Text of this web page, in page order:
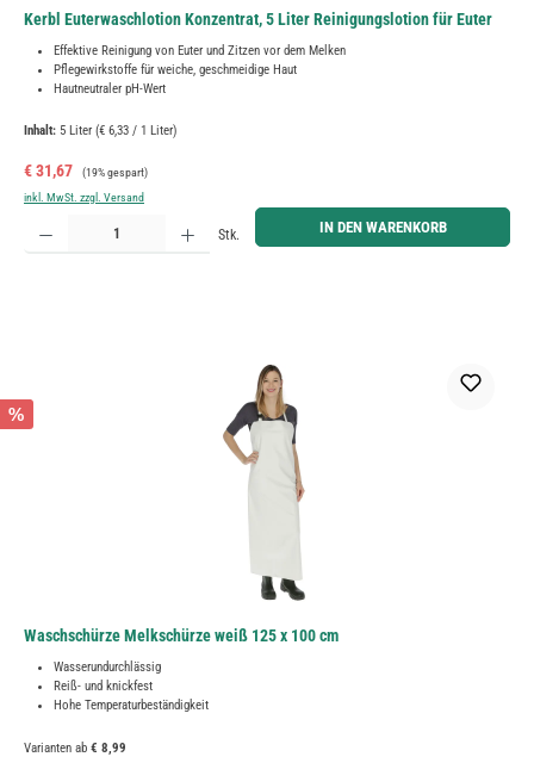
Kerbl Euterwaschlotion Konzentrat, 5 Liter Reinigungslotion für Euter
Effektive Reinigung von Euter und Zitzen vor dem Melken
Pflegewirkstoffe für weiche, geschmeidige Haut
Hautneutraler pH-Wert
Inhalt: 5 Liter (€ 6,33 / 1 Liter)
Verkaufspreis:
€ 31,67 Regulärer Preis:
(19% gespart)
inkl. MwSt. zzgl. Versand
Produkt Anzahl: Gib den gewünschten Wert ein oder benutze die Schaltflächen um die Anzahl zu
Stk. IN DEN WARENKORB
%
Waschschürze Melkschürze weiß 125 x 100 cm
Wasserundurchlässig
Reiß- und knickfest
Hohe Temperaturbeständigkeit
Varianten ab € 8,99